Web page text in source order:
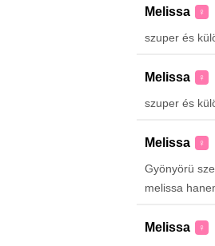
Melissa ♀
szuper és
Melissa ♀
szuper és
Melissa ♀
Gyönyörü
melissa
Melissa ♀